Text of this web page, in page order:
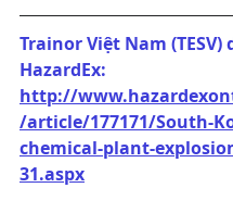
Trainor Việt Nam
HazardEx:
http://
/article/177171/South-
chemical-plant-
31.aspx